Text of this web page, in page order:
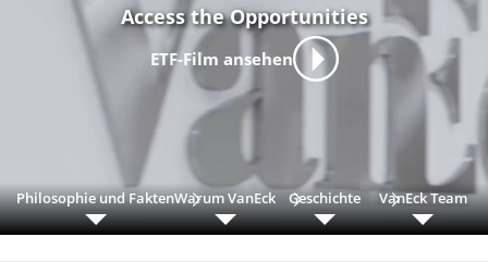
Access the Opportunities
ETF-Film ansehen
Philosophie und FaktenWarum VanEck Geschichte VanEck Team